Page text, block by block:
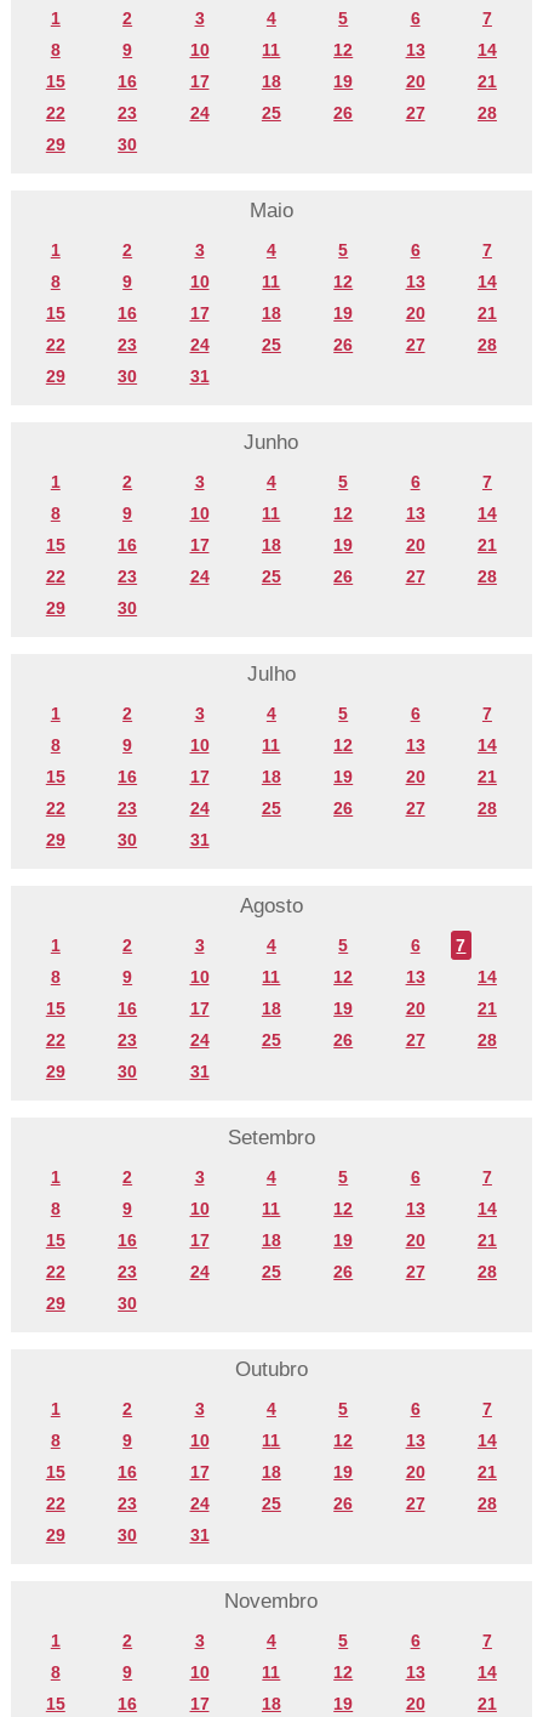
1 2 3 4 5 6
7
8
9 10 11 12 13
14
15
16 17 18 19 20
21
22
23 24 25 26 27
28
29
30
Maio
1 2 3 4 5 6
7
8
9 10 11 12 13
14
15
16 17 18 19 20
21
22
23 24 25 26 27
28
29
30 31
Junho
1 2 3 4 5 6
7
8
9 10 11 12 13
14
15
16 17 18 19 20
21
22
23 24 25 26 27
28
29
30
Julho
1 2 3 4 5 6
7
8
9 10 11 12 13
14
15
16 17 18 19 20
21
22
23 24 25 26 27
28
29
30 31
Agosto
1 2 3 4 5 6
7
8
9 10 11 12 13
14
15
16 17 18 19 20
21
22
23 24 25 26 27
28
29
30 31
Setembro
1 2 3 4 5 6
7
8
9 10 11 12 13
14
15
16 17 18 19 20
21
22
23 24 25 26 27
28
29
30
Outubro
1 2 3 4 5 6
7
8
9 10 11 12 13
14
15
16 17 18 19 20
21
22
23 24 25 26 27
28
29
30 31
Novembro
1 2 3 4 5 6
7
8
9 10 11 12 13
14
15
16 17 18 19 20 21